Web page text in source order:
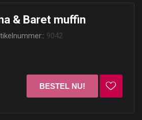
& Baret muffin
9042